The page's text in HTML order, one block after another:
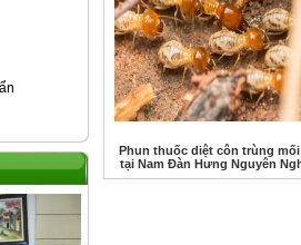
Phun thuốc diệt côn trùng
tại Nam Đàn Hưng Nguyên